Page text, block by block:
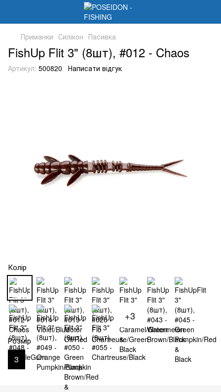
Приманки Силікон Пасивка
FishUp Flit 3" (8шт), #012 - Chaos
Артикул: 500820 Написати відгук
Колір
+3
Розмір
3